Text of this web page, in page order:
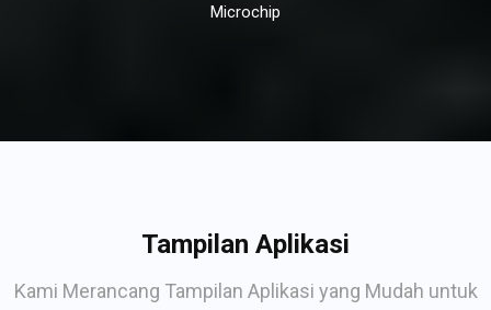
Microchip
Tampilan Aplikasi
Kami Merancang Tampilan Aplikasi yang Mudah untuk